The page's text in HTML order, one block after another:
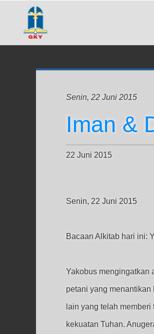
Senin, 22 Juni 2015
Iman &
22 Juni 2015
Senin, 22 Juni 2015
Bacaan Alkitab hari ini:
Yakobus mengingatkan
petani yang
lain yang telah
kekuatan Tuhan.